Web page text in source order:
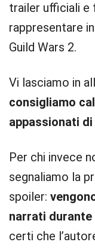
trailer ufficiali e
rappresentare
Guild Wars 2.
Vi lasciamo in
consigliamo
appassionati di
Per chi invece
segnaliamo la
spoiler:
narrati durante
certi che